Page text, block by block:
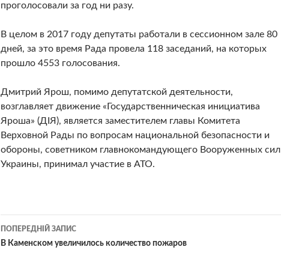
проголосовали за год ни разу.
В целом в 2017 году депутаты работали в сессионном зале 80
дней, за это время Рада провела 118 заседаний, на которых
прошло 4553 голосования.
Дмитрий Ярош, помимо депутатской деятельности,
возглавляет движение «Государственническая инициатива
Яроша» (ДІЯ), является заместителем главы Комитета
Верховной Рады по вопросам национальной безопасности и
обороны, советником главнокомандующего Вооруженных сил
Украины, принимал участие в АТО.
Навігація
по
ПОПЕРЕДНІЙ ЗАПИС
В Каменском увеличилось количество пожаров